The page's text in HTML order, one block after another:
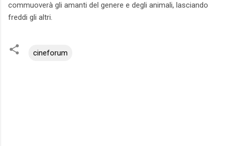
commuoverà gli amanti del genere e degli animali, lasciando
freddi gli altri.
cineforum